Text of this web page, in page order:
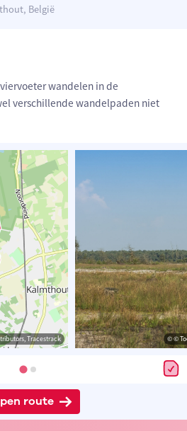
België
wandelen in de
verschillende wandelpaden niet
Tracestrack © ©
route